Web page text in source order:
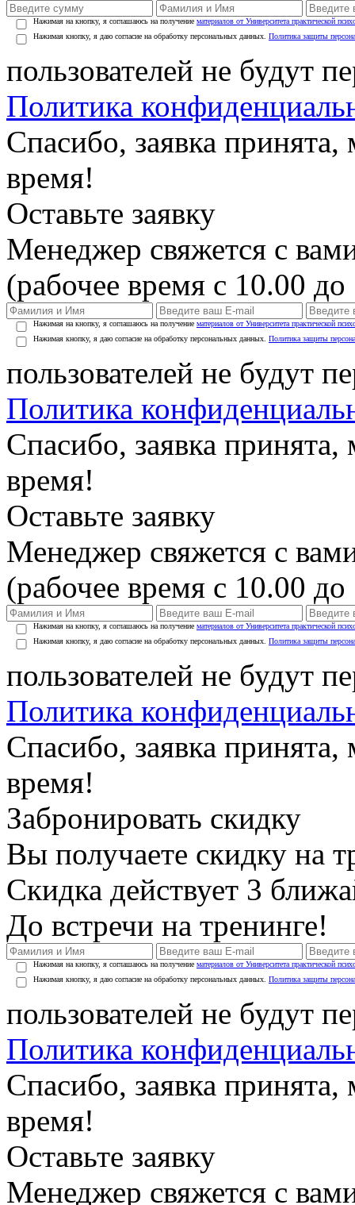
Нажимая на кнопку, я соглашаюсь на получение материалов от Университета практической
Нажимая кнопку, я даю согласие на обработку персональных данных. Политика защиты
пользователей не будут
Политика
Спасибо, заявка
время!
Оставьте заявку
Менеджер свяжется с
(рабочее время с 10.00
Нажимая на кнопку, я соглашаюсь на получение материалов от Университета практической
Нажимая кнопку, я даю согласие на обработку персональных данных. Политика защиты
пользователей не будут
Политика
Спасибо, заявка
время!
Оставьте заявку
Менеджер свяжется с
(рабочее время с 10.00
Нажимая на кнопку, я соглашаюсь на получение материалов от Университета практической
Нажимая кнопку, я даю согласие на обработку персональных данных. Политика защиты
пользователей не будут
Политика
Спасибо, заявка
время!
Забронировать скидку
Вы получаете скидку на
Скидка действует 3
До встречи на тренинге!
Нажимая на кнопку, я соглашаюсь на получение материалов от Университета практической
Нажимая кнопку, я даю согласие на обработку персональных данных. Политика защиты
пользователей не будут
Политика
Спасибо, заявка
время!
Оставьте заявку
Менеджер свяжется с